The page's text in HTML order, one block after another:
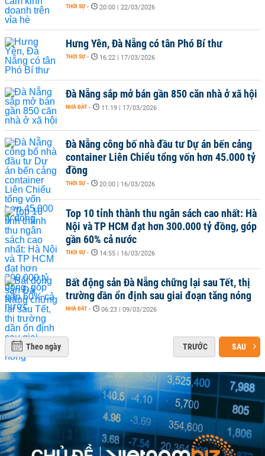
THỜI SỰ - 20:00 | 22/03/2026
Hưng Yên, Đà Nẵng có tân Phó Bí thư
THỜI SỰ - 16:22 | 17/03/2026
Đà Nẵng sắp mở bán gần 850 căn nhà ở xã hội
NHÀ ĐẤT - 11:19 | 17/03/2026
Đà Nẵng công bố nhà đầu tư Dự án bến cảng
container Liên Chiểu tổng vốn hơn 45.000 tỷ
đồng
THỜI SỰ - 20:00 | 16/03/2026
Top 10 tỉnh thành thu ngân sách cao nhất: Hà
Nội và TP HCM đạt hơn 300.000 tỷ đồng, góp
gần 60% cả nước
THỜI SỰ - 14:55 | 16/03/2026
Bất động sản Đà Nẵng chững lại sau Tết, thị
trường dần ổn định sau giai đoạn tăng nóng
NHÀ ĐẤT - 06:23 | 09/03/2026
Theo ngày TRƯỚC SAU